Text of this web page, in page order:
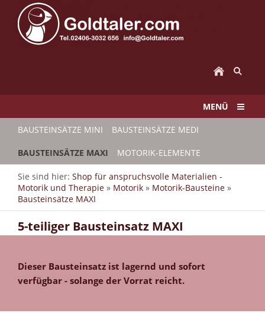
MENÜ
BAUSTEINSÄTZE MINI BAUSTEINSÄTZE MEDI
BAUSTEINSÄTZE MAXI MOTORIK-ELEMENTE
Sie sind hier: Shop für anspruchsvolle Materialien -
Motorik und Therapie » Motorik » Motorik-Bausteine »
Bausteinsätze MAXI
5-teiliger Bausteinsatz MAXI
Dieser Bausteinsatz ist lagernd und sofort
verfügbar - solange der Vorrat reicht.